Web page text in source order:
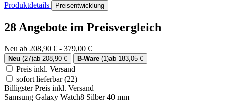
Produktdetails Preisentwicklung
28 Angebote im Preisvergleich
Neu ab 208,90 € - 379,00 €
Neu (27)ab 208,90 € B-Ware (1)ab 183,05 €
Preis inkl. Versand
sofort lieferbar(22)
Billigster Preis inkl. Versand
Samsung Galaxy Watch8 Silber 40 mm